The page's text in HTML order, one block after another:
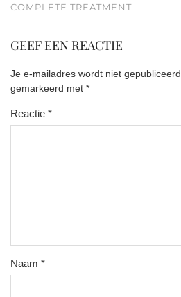
COMPLETE TREATMENT
GEEF EEN REACTIE
Je e-mailadres wordt niet gepubliceerd.
gemarkeerd met *
Reactie *
Naam *